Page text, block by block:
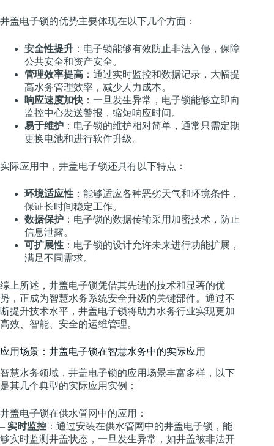
井盖电子锁的优势主要体现在以下几个方面：
安全性提升 ：电子锁能够有效防止非法入侵，保障
公共安全和资产安全。
管理效率提高 ：通过实时监控和数据记录，大幅提
高水务管理效率，减少人力成本。
响应速度加快 ：一旦发生异常，电子锁能够立即向
监控中心发送警报，缩短响应时间。
易于维护 ：电子锁的维护相对简单，通常只需定期
更换电池和进行软件升级。
实际应用中，井盖电子锁还具有以下特点：
环境适应性 ：能够适应各种恶劣天气和环境条件，
保证长时间稳定工作。
数据保护 ：电子锁的数据传输采用加密技术，防止
信息泄露。
可扩展性 ：电子锁的设计允许未来进行功能扩展，
满足不同需求。
综上所述，井盖电子锁凭借其先进的技术和显著的优
势，正成为智慧水务系统安全升级的关键部件。通过不
断提升技术水平，井盖电子锁将助力水务行业实现更加
高效、智能、安全的运维管理。
应用场景：井盖电子锁在智慧水务中的实际应用
智慧水务领域，井盖电子锁的应用场景丰富多样，以下
是其几个典型的实际应用实例：
井盖电子锁在供水管网中的应用：
– 实时监控 ：通过安装在供水管网中的井盖电子锁，能
够实时监测井盖状态，一旦发生异常，如井盖被非法开